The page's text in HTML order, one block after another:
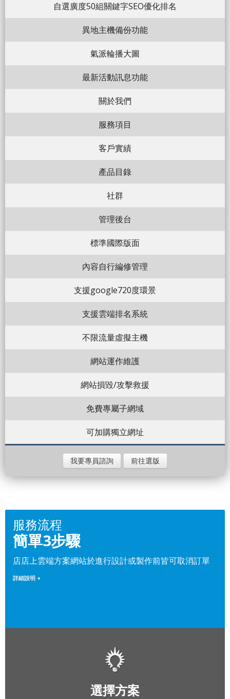
自選廣度50組關鍵字SEO優化排名
異地主機備份功能
氣派輪播大圖
最新活動訊息功能
關於我們
服務項目
客戶實績
產品目錄
社群
管理後台
標準國際版面
內容自行編修管理
支援google720度環景
支援雲端排名系統
不限流量虛擬主機
網站運作維護
網站損毀/攻擊救援
免費專屬子網域
可加購獨立網址
我要專員諮詢 前往選版
服務流程
簡單3步驟
店店上雲端方案網站於進行設計或製作前皆可取消訂單
詳細說明 +
選擇方案